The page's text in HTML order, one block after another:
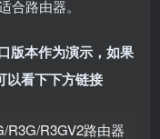
路由器。
版本作为演示，如果
以看下下方链接
R3G/R3GV2路由器